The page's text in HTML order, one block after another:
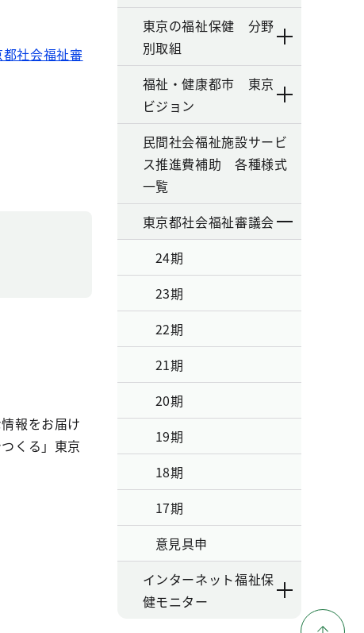
社会福祉審
報をお届け
くる」東京
東京の福祉保健 分野
別取組
福祉・健康都市 東京
ビジョン
民間社会福祉施設サービ
ス推進費補助 各種様式
一覧
東京都社会福祉審議会
24期
23期
22期
21期
20期
19期
18期
17期
意見具申
インターネット福祉保
健モニター